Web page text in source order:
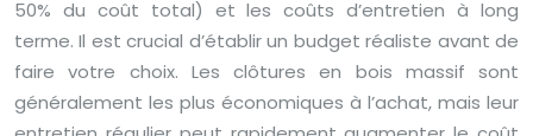
50% du coût total) et les coûts d’entretien à long
terme. Il est crucial d’établir un budget réaliste avant de
faire votre choix. Les clôtures en bois massif sont
généralement les plus économiques à l’achat, mais leur